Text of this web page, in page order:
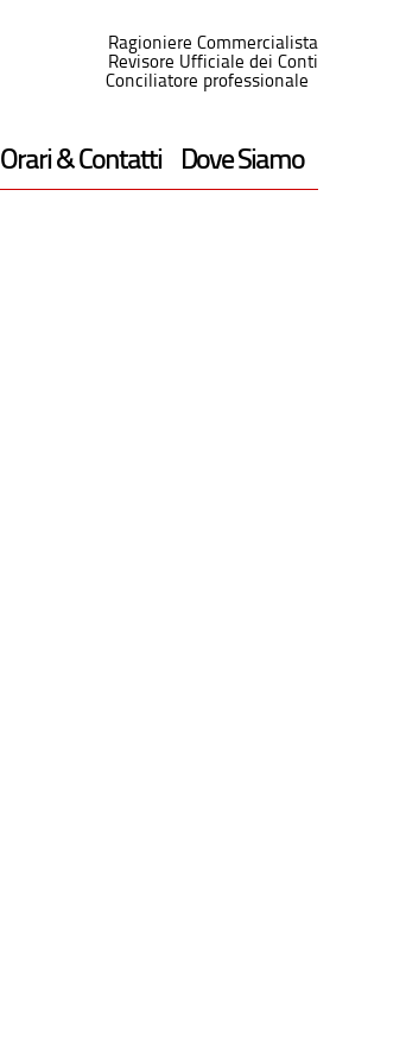
Ragioniere Commercialista
Revisore Ufficiale dei Conti
Conciliatore professionale
Orari & Contatti Dove Siamo